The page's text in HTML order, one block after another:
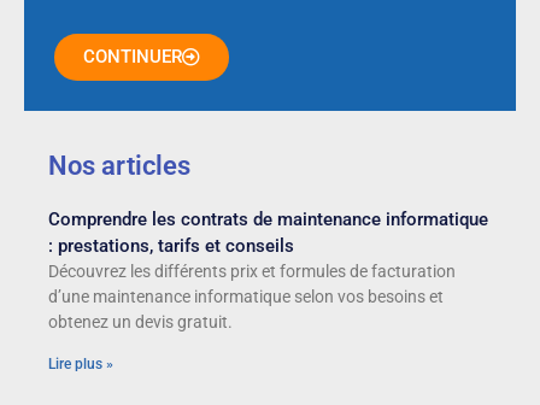
CONTINUER
Nos articles
Comprendre les contrats de maintenance informatique
: prestations, tarifs et conseils
Découvrez les différents prix et formules de facturation
d’une maintenance informatique selon vos besoins et
obtenez un devis gratuit.
Lire plus »